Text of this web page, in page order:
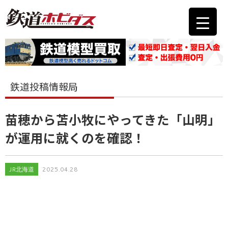
鉄道投稿情報局
苗穂から苫小牧にやってきた「山明」
が運用に就くのを確認！
JR北海道 2025.04.28